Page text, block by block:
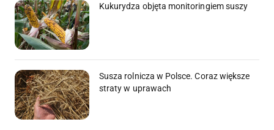
Kukurydza objęta monitoringiem suszy
Susza rolnicza w Polsce. Coraz większe
straty w uprawach